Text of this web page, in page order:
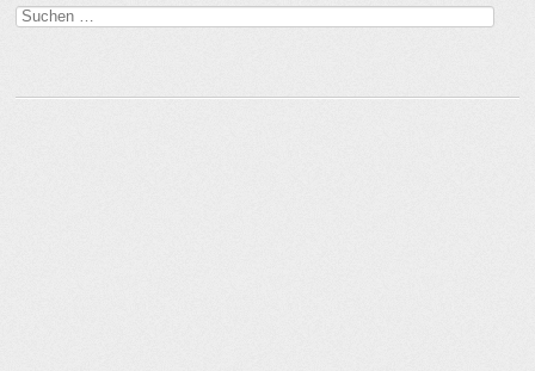
Suchen
nach: